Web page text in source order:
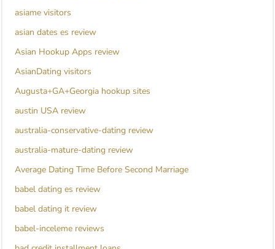
asiame visitors
asian dates es review
Asian Hookup Apps review
AsianDating visitors
Augusta+GA+Georgia hookup sites
austin USA review
australia-conservative-dating review
australia-mature-dating review
Average Dating Time Before Second Marriage
babel dating es review
babel dating it review
babel-inceleme reviews